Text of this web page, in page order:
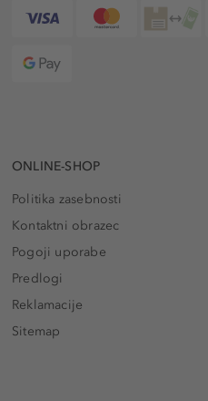
ONLINE-SHOP
Politika zasebnosti
Kontaktni obrazec
Pogoji uporabe
Predlogi
Reklamacije
Sitemap